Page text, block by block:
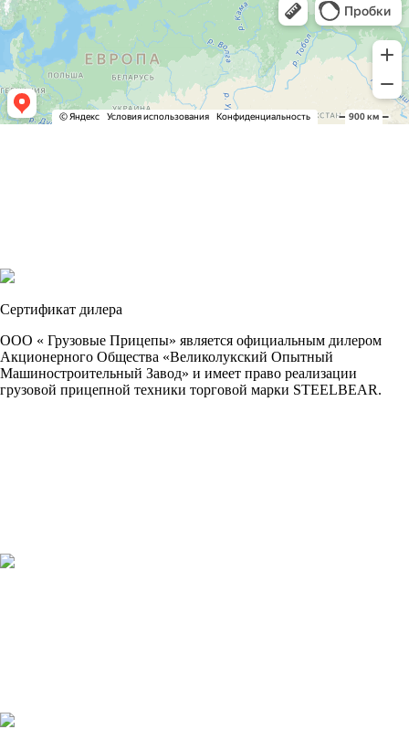
Сертификат дилера
ООО « Грузовые Прицепы» является официальным дилером
Акционерного Общества «Великолукский Опытный
Машиностроительный Завод» и имеет право реализации
грузовой прицепной техники торговой марки STEELBEAR.